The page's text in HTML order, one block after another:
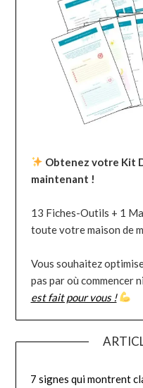
Obtenez votre Kit
maintenant !
13 Fiches-Outils + 1
toute votre maison de
Vous souhaitez
pas par où commencer
est fait pour vous !
7 signes qui montrent